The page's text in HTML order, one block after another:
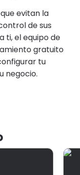
evitan la
de sus
ti, el equipo de
gratuito
tu
negocio.